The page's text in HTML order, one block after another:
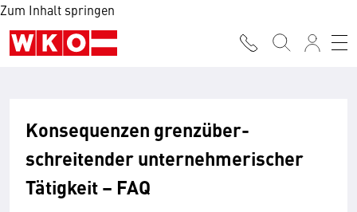
Zum Inhalt springen
Konsequenzen grenz­über­
schreitender unter­nehmerischer
Tätig­keit – FAQ­